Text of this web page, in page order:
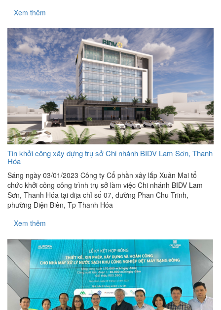
Xem thêm
Tin khởi công xây dựng trụ sở Chi nhánh BIDV Lam Sơn, Thanh
Hóa
Sáng ngày 03/01/2023 Công ty Cổ phần xây lắp Xuân Mai tổ
chức khởi công công trình trụ sở làm việc Chi nhánh BIDV Lam
Sơn, Thanh Hóa tại điịa chỉ số 07, đường Phan Chu Trinh,
phường Điện Biên, Tp Thanh Hóa
Xem thêm